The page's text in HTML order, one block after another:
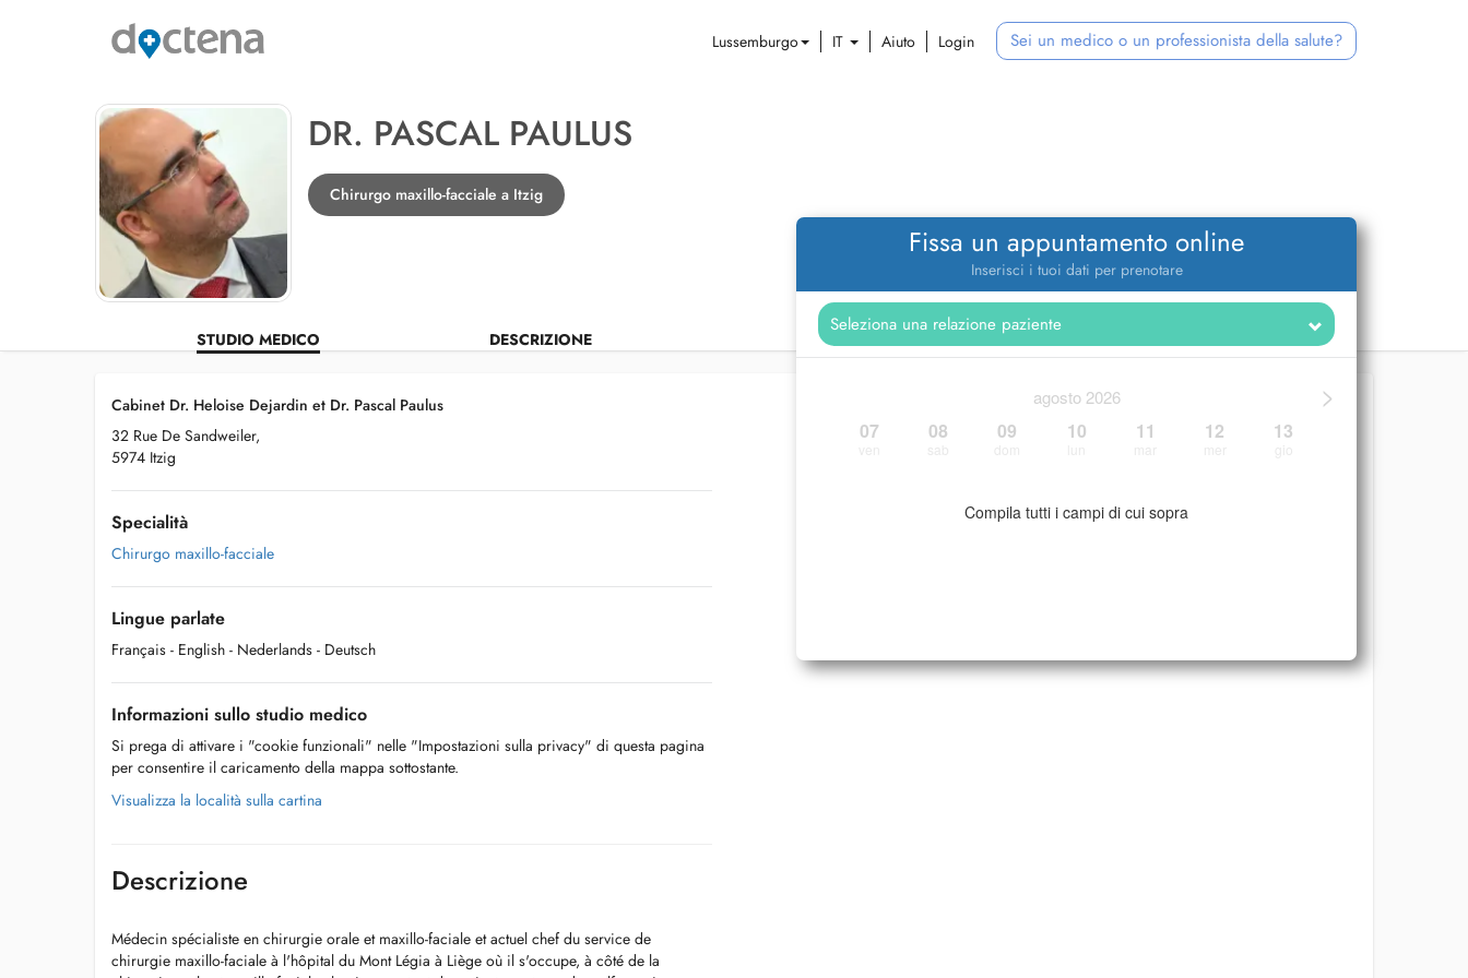
Lussemburgo IT Aiuto Login Sei un medico o un professionista della salute?
DR. PASCAL PAULUS
Chirurgo maxillo-facciale a Itzig
STUDIO MEDICO DESCRIZIONE
Fissa un appuntamento online
Inserisci i tuoi dati per prenotare
>
agosto 2026
07 08 09 10 11 12 13
Compila tutti i campi di cui sopra
Cabinet Dr. Heloise Dejardin et Dr. Pascal Paulus
32 Rue De Sandweiler,
5974 Itzig
Specialità
Chirurgo maxillo-facciale
Lingue parlate
Français - English - Nederlands - Deutsch
Informazioni sullo studio medico
Si prega di attivare i "cookie funzionali" nelle "Impostazioni sulla privacy" di questa pagina
per consentire il caricamento della mappa sottostante.
Visualizza la località sulla cartina
Descrizione
Médecin spécialiste en chirurgie orale et maxillo-faciale et actuel chef du service de
chirurgie maxillo-faciale à l'hôpital du Mont Légia à Liège où il s'occupe, à côté de la